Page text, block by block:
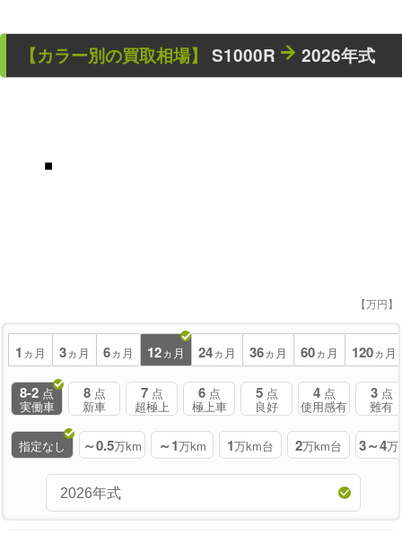
【カラー別の買取相場】 S1000R 2026年式
■
【万円】
1 ヵ月 3ヵ月 6ヵ月 12ヵ月 24ヵ月 36ヵ月 60ヵ月 120ヵ月
8-2 点
実働車
8 点
新車
7 点
超極上
6 点
極上車
5 点
良好
4 点
使用感有
3 点
難有
指定なし ～0.5万km ～1万km 1万km台 2万km台 3～4万